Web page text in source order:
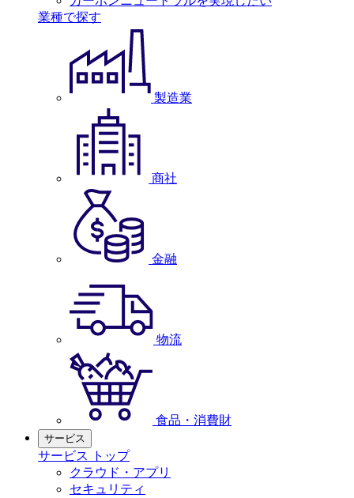
業種で探す
製造業
商社
金融
物流
食品・消費財
サービス
サービス トップ
クラウド・アプリ
セキュリティ